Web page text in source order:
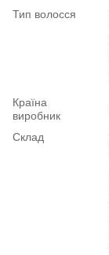
Тип волосся
Країна
виробник
Склад